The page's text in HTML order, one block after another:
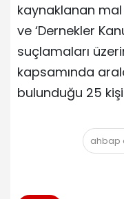
kaynaklanan mal
ve ‘Dernekler
suçlamaları
kapsamında
bulunduğu 25
ahbap